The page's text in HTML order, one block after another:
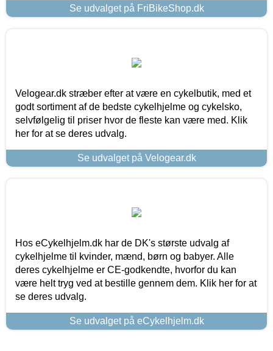
Se udvalget på FriBikeShop.dk
Velogear.dk stræber efter at være en cykelbutik, med et
godt sortiment af de bedste cykelhjelme og cykelsko,
selvfølgelig til priser hvor de fleste kan være med. Klik
her for at se deres udvalg.
Se udvalget på Velogear.dk
Hos eCykelhjelm.dk har de DK's største udvalg af
cykelhjelme til kvinder, mænd, børn og babyer. Alle
deres cykelhjelme er CE-godkendte, hvorfor du kan
være helt tryg ved at bestille gennem dem. Klik her for at
se deres udvalg.
Se udvalget på eCykelhjelm.dk